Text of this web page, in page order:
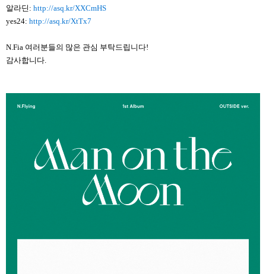
알라딘: http://asq.kr/XXCmHS
yes24: http://asq.kr/XtTx7
N.Fia 여러분들의 많은 관심 부탁드립니다!
감사합니다.